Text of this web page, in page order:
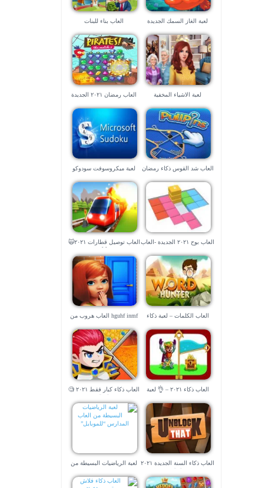
لعبة الغاز السمك الجديدة العاب بناء للبنات
لعبة الاشياء المخفية العاب رمضان ٢٠٢١ الجديدة
العاب شد القوس ذكاء رمضان لعبة ميكروسوفت سودوكو
العاب بوح ٢٠٢١ الجديدة -العاب
العاب توصيل قطارات ٢٠٢١🙀
العاب الكلمات – لعبة ذكاء
hguhf inmf العاب هروب من
العاب ذكاء ٢٠٢١ – 👌 لعبة
⚔️⚔️
العاب ذكاء كبار فقط ٢٠٢١ 🧐
العاب ذكاء السنة الجديدة ٢٠٢١
لعبة الرياضيات البسيطة من